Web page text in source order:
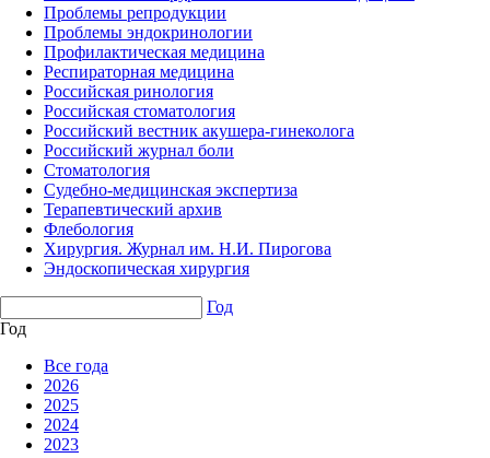
Проблемы репродукции
Проблемы эндокринологии
Профилактическая медицина
Респираторная медицина
Российская ринология
Российская стоматология
Российский вестник акушера-гинеколога
Российский журнал боли
Стоматология
Судебно-медицинская экспертиза
Терапевтический архив
Флебология
Хирургия. Журнал им. Н.И. Пирогова
Эндоскопическая хирургия
Год
Год
Все года
2026
2025
2024
2023